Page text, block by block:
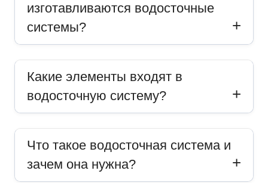
изготавливаются водосточные
системы?
Какие элементы входят в
водосточную систему?
Что такое водосточная система и
зачем она нужна?